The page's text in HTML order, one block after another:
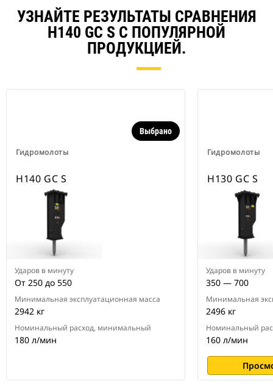
УЗНАЙТЕ РЕЗУЛЬТАТЫ СРАВНЕНИЯ
H140 GC S С ПОПУЛЯРНОЙ
ПРОДУКЦИЕЙ.
Гидромолоты
Выбрано
H140 GC S
Ударов в минуту
От 250 до 550
Минимальная эксплуатационная масса
2942 кг
Номинальный расход, минимальный
180 л/мин
Гидромолоты
H130 GC S
Ударов в минуту
350 — 700
Минимальная
2496 кг
Номинальный
160 л/мин